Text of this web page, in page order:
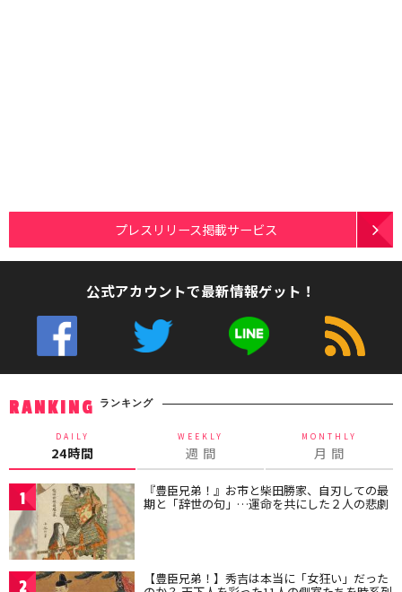
プレスリリース掲載サービス
公式アカウントで最新情報ゲット！
RANKING ランキング
DAILY
24時間
WEEKLY
週 間
MONTHLY
月 間
1 『豊臣兄弟！』お市と柴田勝家、自刃しての最
期と「辞世の句」…運命を共にした２人の悲劇
2 【豊臣兄弟！】秀吉は本当に「女狂い」だった